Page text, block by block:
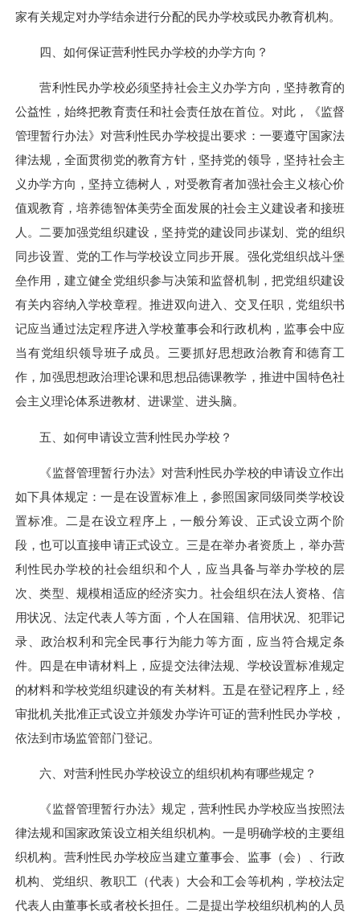
家有关规定对办学结余进行分配的民办学校或民办教育机构。
四、如何保证营利性民办学校的办学方向？
营利性民办学校必须坚持社会主义办学方向，坚持教育的
公益性，始终把教育责任和社会责任放在首位。对此，《监督
管理暂行办法》对营利性民办学校提出要求：一要遵守国家法
律法规，全面贯彻党的教育方针，坚持党的领导，坚持社会主
义办学方向，坚持立德树人，对受教育者加强社会主义核心价
值观教育，培养德智体美劳全面发展的社会主义建设者和接班
人。二要加强党组织建设，坚持党的建设同步谋划、党的组织
同步设置、党的工作与学校设立同步开展。强化党组织战斗堡
垒作用，建立健全党组织参与决策和监督机制，把党组织建设
有关内容纳入学校章程。推进双向进入、交叉任职，党组织书
记应当通过法定程序进入学校董事会和行政机构，监事会中应
当有党组织领导班子成员。三要抓好思想政治教育和德育工
作，加强思想政治理论课和思想品德课教学，推进中国特色社
会主义理论体系进教材、进课堂、进头脑。
五、如何申请设立营利性民办学校？
《监督管理暂行办法》对营利性民办学校的申请设立作出
如下具体规定：一是在设置标准上，参照国家同级同类学校设
置标准。二是在设立程序上，一般分筹设、正式设立两个阶
段，也可以直接申请正式设立。三是在举办者资质上，举办营
利性民办学校的社会组织和个人，应当具备与举办学校的层
次、类型、规模相适应的经济实力。社会组织在法人资格、信
用状况、法定代表人等方面，个人在国籍、信用状况、犯罪记
录、政治权利和完全民事行为能力等方面，应当符合规定条
件。四是在申请材料上，应提交法律法规、学校设置标准规定
的材料和学校党组织建设的有关材料。五是在登记程序上，经
审批机关批准正式设立并颁发办学许可证的营利性民办学校，
依法到市场监管部门登记。
六、对营利性民办学校设立的组织机构有哪些规定？
《监督管理暂行办法》规定，营利性民办学校应当按照法
律法规和国家政策设立相关组织机构。一是明确学校的主要组
织机构。营利性民办学校应当建立董事会、监事（会）、行政
机构、党组织、教职工（代表）大会和工会等机构，学校法定
代表人由董事长或者校长担任。二是提出学校组织机构的人员